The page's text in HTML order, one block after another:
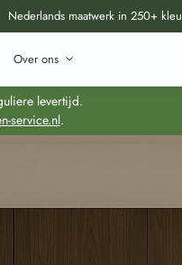
Nederlands maatwerk in 250+
Over ons
levertijd.
service.nl.